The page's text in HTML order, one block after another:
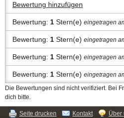
Bewertung hinzufügen
Bewertung: 1 Stern(e) eingetragen
Bewertung: 1 Stern(e) eingetragen
Bewertung: 1 Stern(e) eingetragen
Bewertung: 1 Stern(e) eingetragen
Die Bewertungen sind nicht verifiziert. Bei
dich bitte.
Seite drucken Kontakt Über